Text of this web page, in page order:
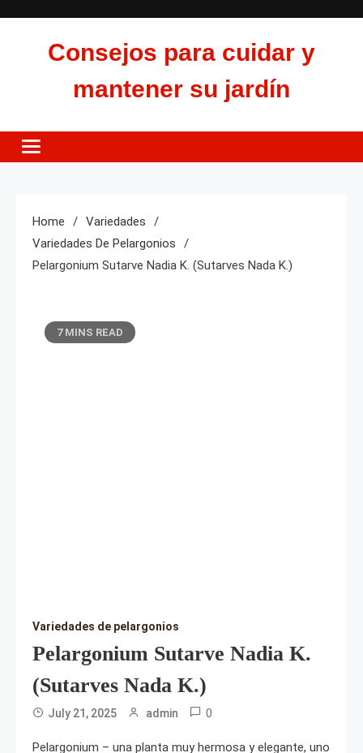
Consejos para cuidar y
mantener su jardín
Home
Variedades
Variedades De Pelargonios
Pelargonium Sutarve Nadia K. (Sutarves Nada K.)
7 MINS READ
Variedades de pelargonios
Pelargonium Sutarve Nadia K.
(Sutarves Nada K.)
July 21, 2025 admin 0
Pelargonium – una planta muy hermosa y elegante, uno